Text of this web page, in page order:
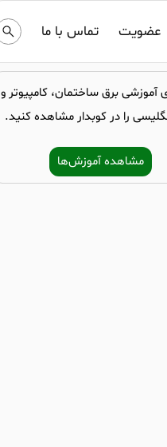
عضویت تماس با ما
آموزشی برق ساختمان، کامپیوتر و
را در کوبدار مشاهده کنید.
مشاهده آموزش‌ها